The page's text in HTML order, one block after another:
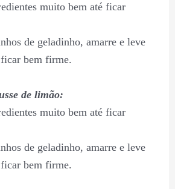
muito bem até ficar
de geladinho, amarre e leve
bem firme.
de limão:
muito bem até ficar
de geladinho, amarre e leve
bem firme.